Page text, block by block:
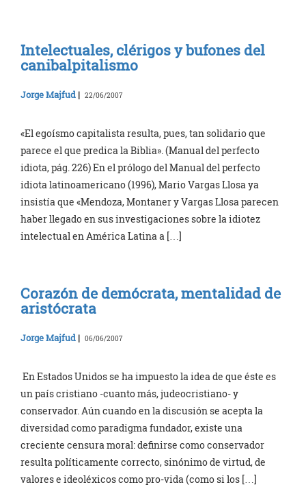
Intelectuales, clérigos y bufones del
canibalpitalismo
Jorge Majfud | 22/06/2007
«El egoísmo capitalista resulta, pues, tan solidario que
parece el que predica la Biblia». (Manual del perfecto
idiota, pág. 226) En el prólogo del Manual del perfecto
idiota latinoamericano (1996), Mario Vargas Llosa ya
insistía que «Mendoza, Montaner y Vargas Llosa parecen
haber llegado en sus investigaciones sobre la idiotez
intelectual en América Latina a […]
Corazón de demócrata, mentalidad de
aristócrata
Jorge Majfud | 06/06/2007
En Estados Unidos se ha impuesto la idea de que éste es
un país cristiano -cuanto más, judeocristiano- y
conservador. Aún cuando en la discusión se acepta la
diversidad como paradigma fundador, existe una
creciente censura moral: definirse como conservador
resulta políticamente correcto, sinónimo de virtud, de
valores e ideoléxicos como pro-vida (como si los […]